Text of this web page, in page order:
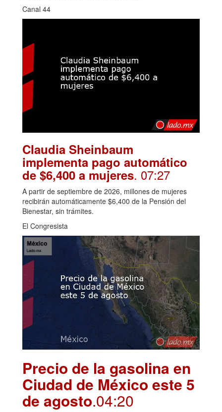
Canal 44
Claudia Sheinbaum
implementa pago automático
de $6,400 a mujeres. 07:27
A partir de septiembre de 2026, millones de mujeres
recibirán automáticamente $6,400 de la Pensión del
Bienestar, sin trámites.
El Congresista
Precio de la gasolina en
Ciudad de México este 5
de agosto.04:20